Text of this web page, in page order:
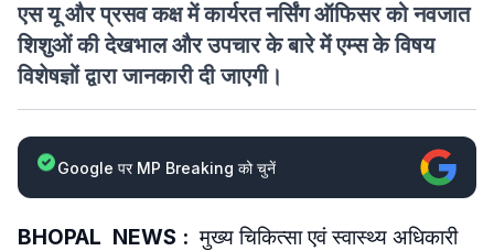
एस यू और प्रसव कक्ष में कार्यरत नर्सिंग ऑफिसर को नवजात
शिशुओं की देखभाल और उपचार के बारे में एम्स के विषय
विशेषज्ञों द्वारा जानकारी दी जाएगी।
Google पर MP Breaking को चुनें
BHOPAL NEWS :मुख्य चिकित्सा एवं स्वास्थ्य अधिकारी